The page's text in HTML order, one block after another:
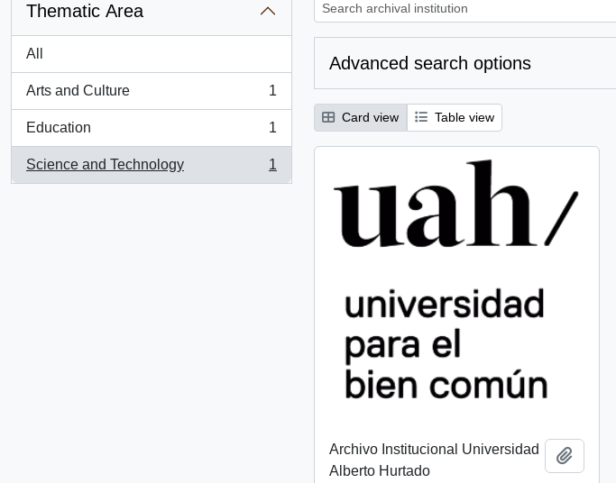
Thematic Area
All
Arts and Culture
, 1 results
1
Education
, 1 results
1
Science and Technology
, 1 results
1
Advanced search options
Card view Table view
Archivo Institucional Universidad
Alberto Hurtado